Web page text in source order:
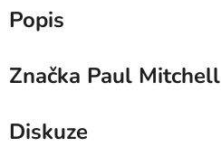
Popis
Značka Paul Mitchell
Diskuze